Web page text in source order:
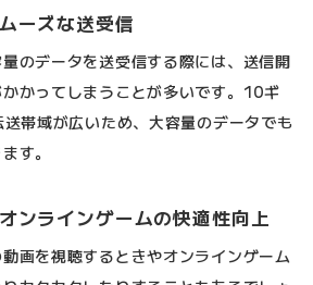
ーズな送受信
のデータを送受信する際には、送信開
かってしまうことが多いです。10ギ
帯域が広いため、大容量のデータでも
す。
ンラインゲームの快適性向上
画を視聴するときやオンラインゲーム